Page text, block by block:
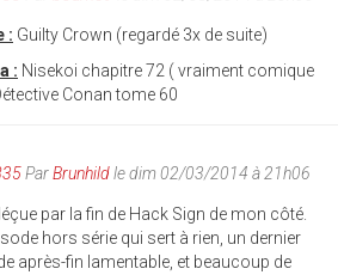
: Guilty Crown (regardé 3x de suite)
: Nisekoi chapitre 72 ( vraiment comique
Conan tome 60
ParBrunhildle dim 02/03/2014 à 21h06
par la fin de Hack Sign de mon côté.
hors série qui sert à rien, un dernier
après-fin lamentable, et beaucoup de